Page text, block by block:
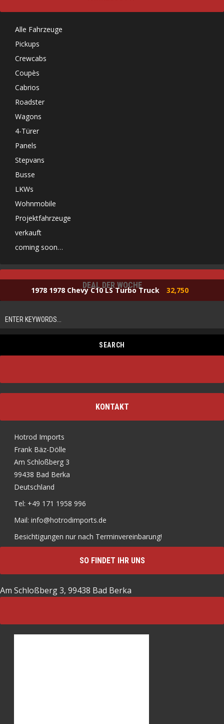
Alle Fahrzeuge
Pickups
Crewcabs
Coupès
Cabrios
Roadster
Wagons
4-Türer
Panels
Stepvans
Busse
LKWs
Wohnmobile
Projektfahrzeuge
verkauft
coming soon…
DEAL DER WOCHE
1978 1978 Chevy C10 LS Turbo Truck 32,750
KONTAKT
Hotrod Imports
Frank Bäz-Dölle
Am Schloßberg 3
99438 Bad Berka
Deutschland
Tel: +49 171 1958 996
Mail: info@hotrodimports.de
Besichtigungen nur nach Terminvereinbarung!
SO FINDET IHR UNS
Am Schloßberg 3, 99438 Bad Berka